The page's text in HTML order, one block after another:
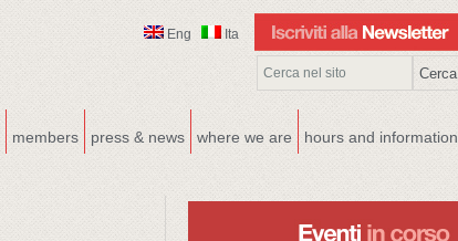
Eng Ita
members press & news where we are hours and information